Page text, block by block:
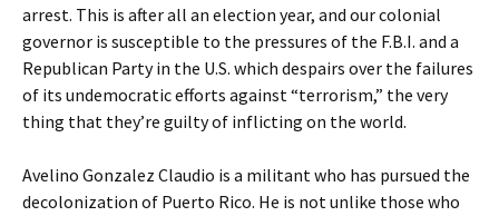
arrest. This is after all an election year, and our colonial
governor is susceptible to the pressures of the F.B.I. and a
Republican Party in the U.S. which despairs over the failures
of its undemocratic efforts against “terrorism,” the very
thing that they’re guilty of inflicting on the world.
Avelino Gonzalez Claudio is a militant who has pursued the
decolonization of Puerto Rico. He is not unlike those who